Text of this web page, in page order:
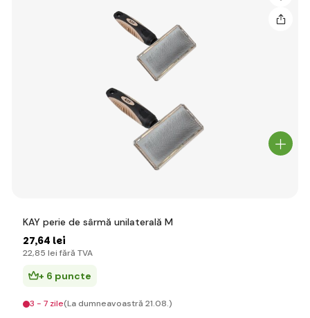
KAY perie de sârmă unilaterală M
27,64 lei
22,85 lei fără TVA
+ 6 puncte
3 - 7 zile(La dumneavoastră 21.08.)